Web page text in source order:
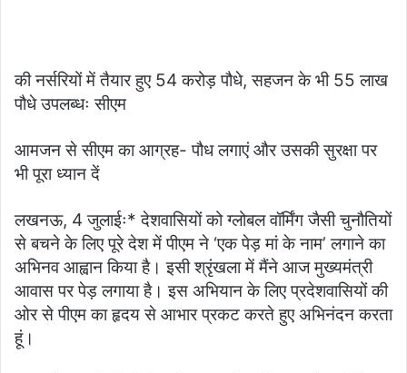
की नर्सरियों में तैयार हुए 54 करोड़ पौधे, सहजन के भी 55 लाख
पौधे उपलब्धः सीएम
आमजन से सीएम का आग्रह- पौध लगाएं और उसकी सुरक्षा पर
भी पूरा ध्यान दें
लखनऊ, 4 जुलाईः* देशवासियों को ग्लोबल वॉर्मिंग जैसी चुनौतियों
से बचने के लिए पूरे देश में पीएम ने ‘एक पेड़ मां के नाम’ लगाने का
अभिनव आह्वान किया है। इसी श्रृंखला में मैंने आज मुख्यमंत्री
आवास पर पेड़ लगाया है। इस अभियान के लिए प्रदेशवासियों की
ओर से पीएम का हृदय से आभार प्रकट करते हुए अभिनंदन करता
हूं।